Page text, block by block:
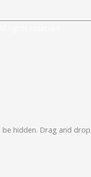
hidden. Drag and drop